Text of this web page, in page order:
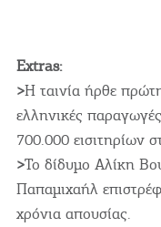
Extras:
>Η ταινία ήρθε
ελληνικές
700.000 εισιτηρίων
>Το δίδυμο Αλίκη
Παπαμιχαήλ
χρόνια απουσίας.